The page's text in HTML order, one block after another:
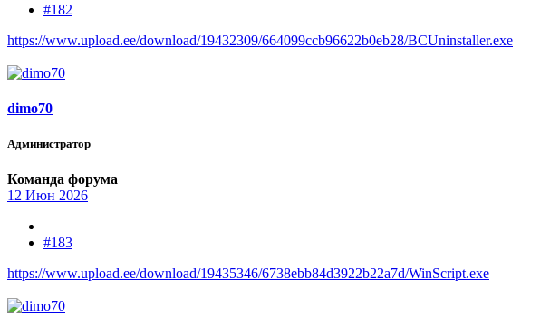
#182
https://www.upload.ee/download/19432309/664099ccb96622b0eb28/BCUninstaller.exe
dimo70
Администратор
Команда форума
12 Июн 2026
#183
https://www.upload.ee/download/19435346/6738ebb84d3922b22a7d/WinScript.exe